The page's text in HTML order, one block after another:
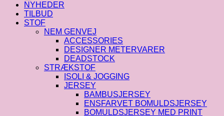
NYHEDER
TILBUD
STOF
NEM GENVEJ
ACCESSORIES
DESIGNER METERVARER
DEADSTOCK
STRÆKSTOF
ISOLI & JOGGING
JERSEY
BAMBUSJERSEY
ENSFARVET BOMULDSJERSEY
BOMULDSJERSEY MED PRINT